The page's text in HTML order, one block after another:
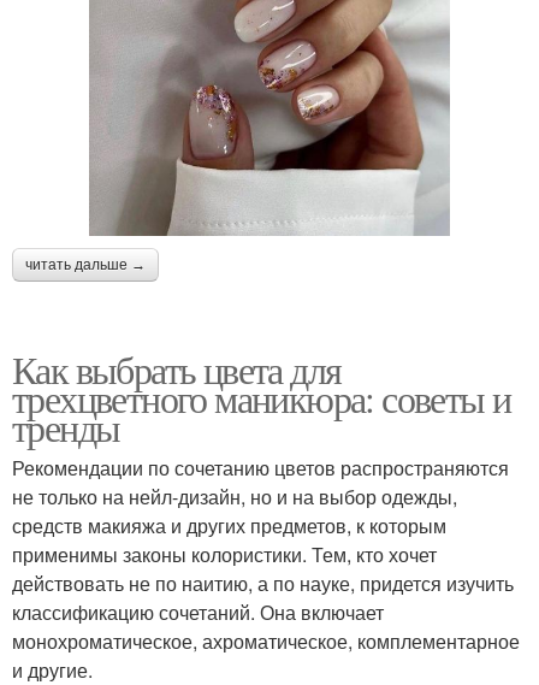
читать дальше →
Как выбрать цвета для
трехцветного маникюра: советы и
тренды
Рекомендации по сочетанию цветов распространяются
не только на нейл-дизайн, но и на выбор одежды,
средств макияжа и других предметов, к которым
применимы законы колористики. Тем, кто хочет
действовать не по наитию, а по науке, придется изучить
классификацию сочетаний. Она включает
монохроматическое, ахроматическое, комплементарное
и другие.